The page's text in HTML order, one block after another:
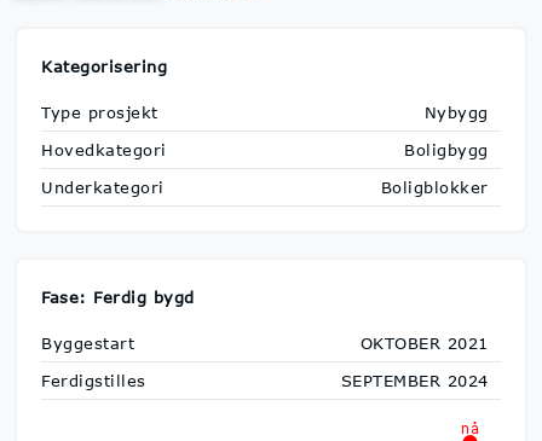
Kategorisering
Type prosjekt
Nybygg
Hovedkategori
Boligbygg
Underkategori
Boligblokker
Fase: Ferdig bygd
Byggestart
OKTOBER 2021
Ferdigstilles
SEPTEMBER 2024
nå